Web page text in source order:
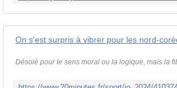
On s'est surpris à vibrer pour les nord-
Désolé pour le sens moral ou la logique, mais la